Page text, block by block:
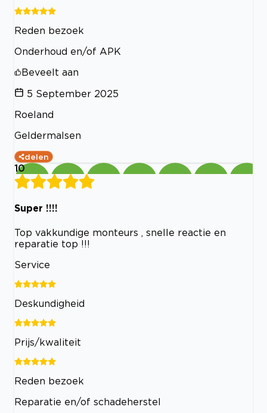
Reden bezoek
Onderhoud en/of APK
Beveelt aan
5 September 2025
Roeland
Geldermalsen
delen
10
Super !!!!
Top vakkundige monteurs , snelle reactie en
reparatie top !!!
Service
Deskundigheid
Prijs/kwaliteit
Reden bezoek
Reparatie en/of schadeherstel